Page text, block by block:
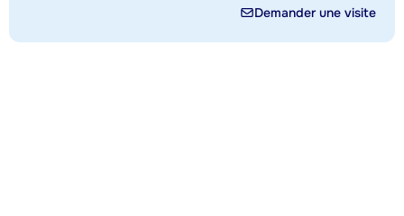
Demander une visite